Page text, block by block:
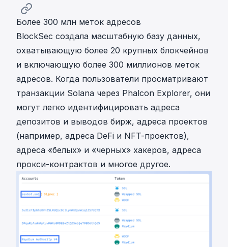
Более 300 млн меток адресов
BlockSec создала масштабную базу данных,
охватывающую более 20 крупных блокчейнов
и включающую более 300 миллионов меток
адресов. Когда пользователи просматривают
транзакции Solana через Phalcon Explorer, они
могут легко идентифицировать адреса
депозитов и выводов бирж, адреса проектов
(например, адреса DeFi и NFT-проектов),
адреса «белых» и «черных» хакеров, адреса
прокси-контрактов и многое другое.